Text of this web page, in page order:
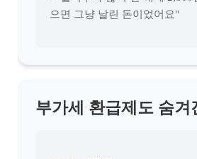
으면 그냥 날린 돈이었어요"
부가세 환급제도 숨겨